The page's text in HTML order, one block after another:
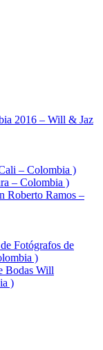
2016 – Will & Jaz
– Colombia )
– Colombia )
Roberto Ramos –
Fotógrafos de
)
Bodas Will
)